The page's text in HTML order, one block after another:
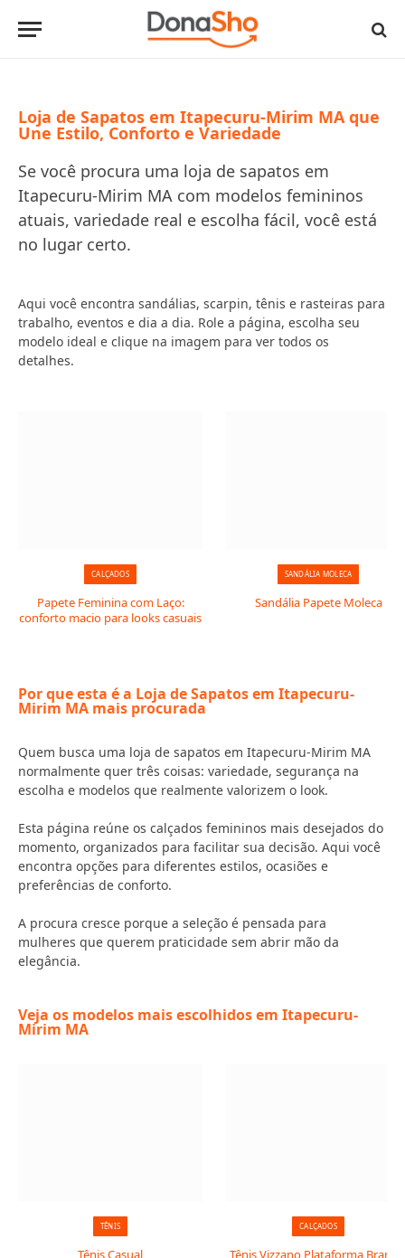
Loja de Sapatos em Itapecuru-Mirim MA que
Une Estilo, Conforto e Variedade
Se você procura uma loja de sapatos em
Itapecuru-Mirim MA com modelos femininos
atuais, variedade real e escolha fácil, você está
no lugar certo.
Aqui você encontra sandálias, scarpin, tênis e rasteiras para
trabalho, eventos e dia a dia. Role a página, escolha seu
modelo ideal e clique na imagem para ver todos os
detalhes.
CALÇADOS
Papete Feminina com Laço:
conforto macio para looks casuais
SANDÁLIA MOLECA
Sandália Papete Moleca
Por que esta é a Loja de Sapatos em Itapecuru-
Mirim MA mais procurada
Quem busca uma loja de sapatos em Itapecuru-Mirim MA
normalmente quer três coisas: variedade, segurança na
escolha e modelos que realmente valorizem o look.
Esta página reúne os calçados femininos mais desejados do
momento, organizados para facilitar sua decisão. Aqui você
encontra opções para diferentes estilos, ocasiões e
preferências de conforto.
A procura cresce porque a seleção é pensada para
mulheres que querem praticidade sem abrir mão da
elegância.
Veja os modelos mais escolhidos em Itapecuru-
Mirim MA
TÊNIS
Tênis Casual
CALÇADOS
Tênis Vizzano Plataforma